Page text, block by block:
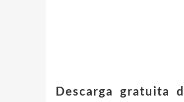
Descarga gratuita